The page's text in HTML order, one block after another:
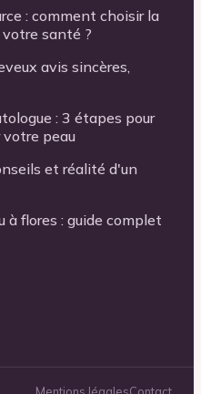
: comment choisir la
santé ?
avis sincères,
: 3 étapes pour
peau
et réalité d'un
à flores : guide complet